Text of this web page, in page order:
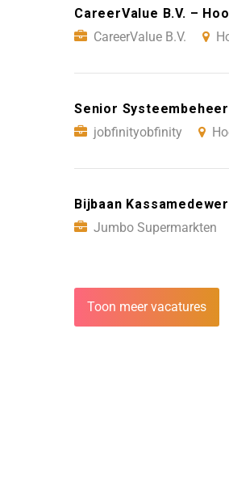
CareerValue B.V. –
CareerValue B.V.
Senior
jobfinityobfinity
Bijbaan
Jumbo Supermarkten
Toon meer vacatures